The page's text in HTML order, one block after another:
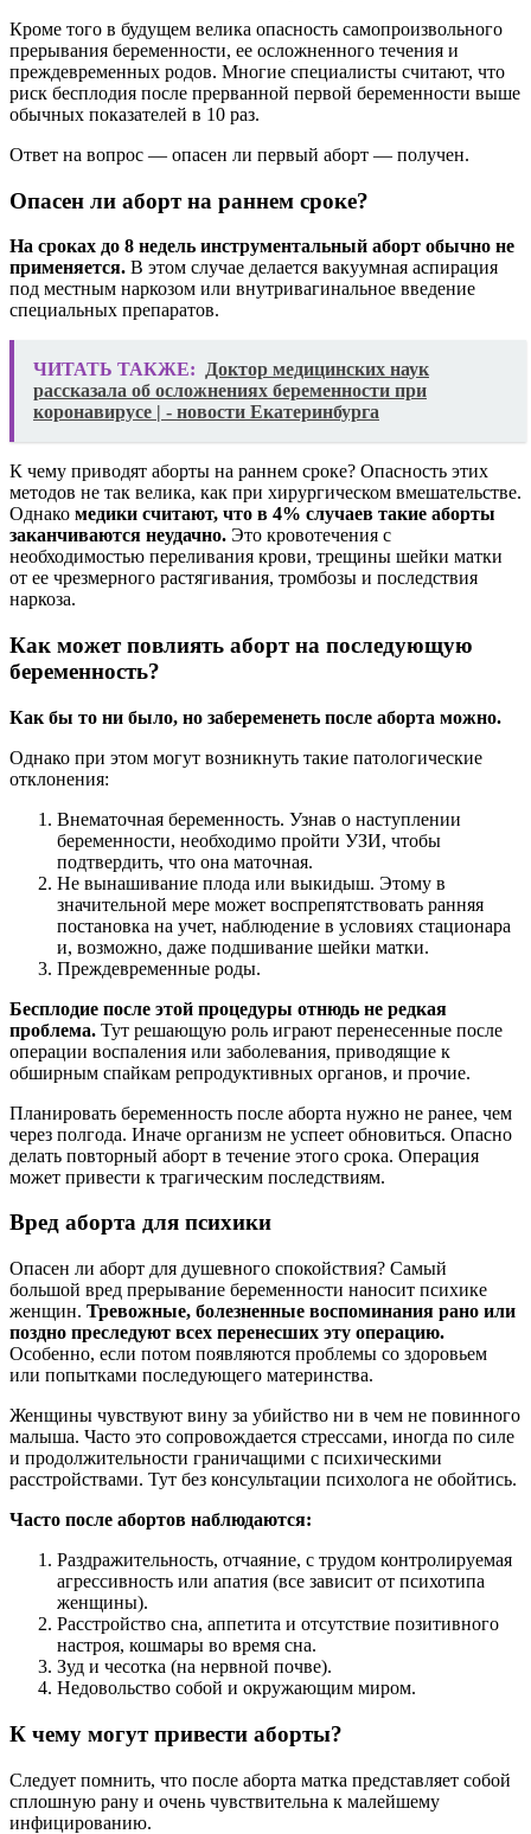
Кроме того в будущем велика опасность самопроизвольного
прерывания беременности, ее осложненного течения и
преждевременных родов. Многие специалисты считают, что
риск бесплодия после прерванной первой беременности выше
обычных показателей в 10 раз.
Ответ на вопрос — опасен ли первый aбopт — получен.
Опасен ли aбopт на раннем сроке?
На сроках до 8 недель инструментальный aбopт обычно не
применяется. В этом случае делается вакуумная аспирация
под местным наркозом или внутривaгинальное введение
специальных препаратов.
ЧИТАТЬ ТАКЖЕ:
Доктор медицинских наук
рассказала об осложнениях беременности при
коронавирусе | - новости Екатеринбурга
К чему приводят aбopты на раннем сроке? Опасность этих
методов не так велика, как при хирургическом вмешательстве.
Однако медики считают, что в 4% случаев такие aбopты
заканчиваются неудачно. Это кровотечения с
необходимостью переливания крови, трещины шейки матки
от ее чрезмерного растягивания, тромбозы и последствия
наркоза.
Как может повлиять aбopт на последующую
беременность?
Как бы то ни было, но забеременеть после aбopта можно.
Однако при этом могут возникнуть такие патологические
отклонения:
Внематочная беременность. Узнав о наступлении
беременности, необходимо пройти УЗИ, чтобы
подтвердить, что она маточная.
Не вынашивание плода или выкидыш. Этому в
значительной мере может воспрепятствовать ранняя
постановка на учет, наблюдение в условиях стационара
и, возможно, даже подшивание шейки матки.
Преждевременные роды.
Бесплодие после этой процедуры отнюдь не редкая
проблема. Тут решающую роль играют перенесенные после
операции воспаления или заболевания, приводящие к
обширным спайкам репродуктивных органов, и прочие.
Планировать беременность после aбopта нужно не ранее, чем
через полгода. Иначе организм не успеет обновиться. Опасно
делать повторный aбopт в течение этого срока. Операция
может привести к трагическим последствиям.
Вред aбopта для психики
Опасен ли aбopт для душевного спокойствия? Самый
большой вред прерывание беременности наносит психике
женщин. Тревожные, болезненные воспоминания рано или
поздно преследуют всех перенесших эту операцию.
Особенно, если потом появляются проблемы со здоровьем
или попытками последующего материнства.
Женщины чувствуют вину за убийство ни в чем не повинного
малыша. Часто это сопровождается стрессами, иногда по силе
и продолжительности граничащими с психическими
расстройствами. Тут без консультации психолога не обойтись.
Часто после aбopтов наблюдаются:
Раздражительность, отчаяние, с трудом контролируемая
агрессивность или апатия (все зависит от психотипа
женщины).
Расстройство сна, аппетита и отсутствие позитивного
настроя, кошмары во время сна.
Зуд и чесотка (на нервной почве).
Недовольство собой и окружающим миром.
К чему могут привести aбopты?
Следует помнить, что после aбopта матка представляет собой
сплошную рану и очень чувствительна к малейшему
инфицированию.